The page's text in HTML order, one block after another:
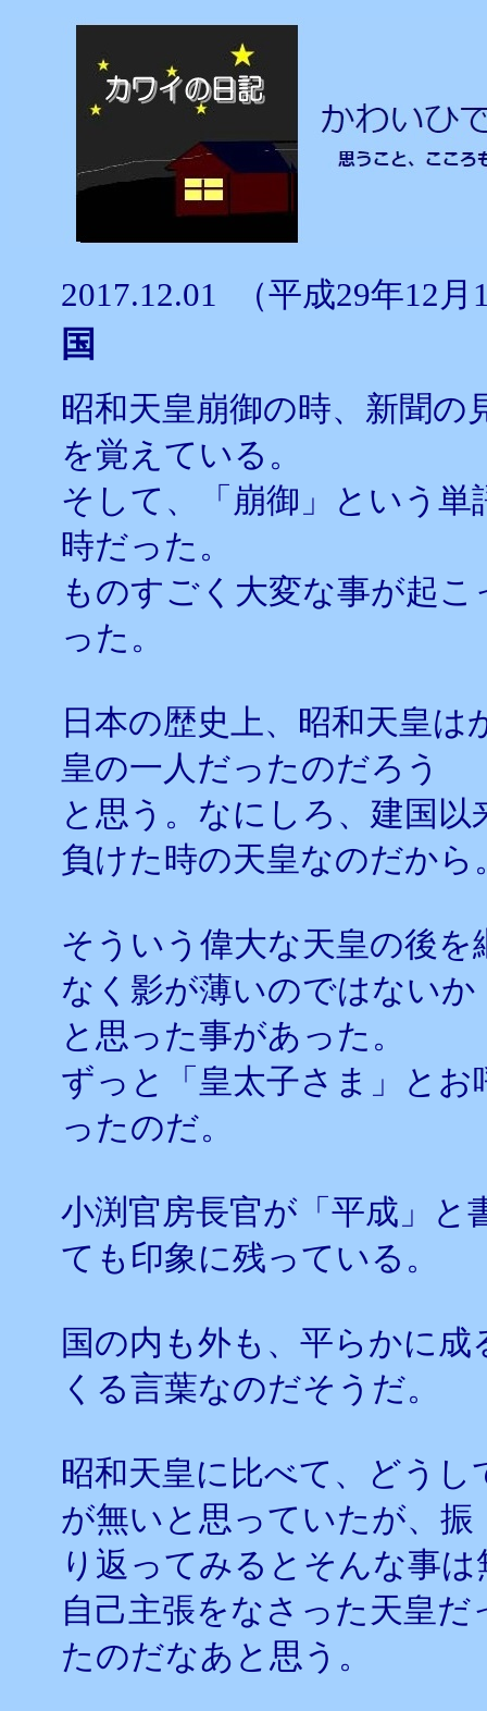
2017.12.01 （平成29年
国
昭和天皇崩御の時、新聞
を覚えている。
そして、「崩御」という
時だった。
ものすごく大変な事が起
った。
日本の歴史上、昭和天皇
皇の一人だったのだろう
と思う。なにしろ、建国
負けた時の天皇なのだから
そういう偉大な天皇の後
なく影が薄いのではないか
と思った事があった。
ずっと「皇太子さま」と
ったのだ。
小渕官房長官が「平成」と
ても印象に残っている。
国の内も外も、平らかに
くる言葉なのだそうだ。
昭和天皇に比べて、どう
が無いと思っていたが、振
り返ってみるとそんな事
自己主張をなさった天皇だ
たのだなあと思う。